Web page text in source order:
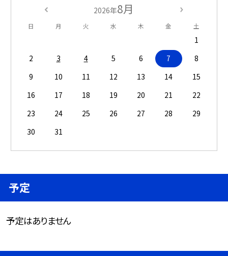
2026年8月
日 月 火 水 木 金 土
1
2
3 4 5 6 7
8
9
10 11 12 13 14
15
16
17 18 19 20 21
22
23
24 25 26 27 28
29
30
31
予定
予定はありません